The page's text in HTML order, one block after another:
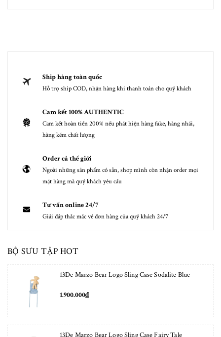
Ship hàng toàn quốc
Hỗ trợ ship COD, nhận hàng khi thanh toán cho quý khách
Cam kết 100% AUTHENTIC
Cam kết hoàn tiền 200% nếu phát hiện hàng fake, hàng nhái,
hàng kém chất lượng
Order cả thế giới
Ngoài những sản phẩm có sẵn, shop mình còn nhận order mọi
mặt hàng mà quý khách yêu cầu
Tư vấn online 24/7
Giải đáp thắc mắc về đơn hàng của quý khách 24/7
BỘ SƯU TẬP HOT
13De Marzo Bear Logo Sling Case Sodalite Blue
1.900.000₫
13De Marzo Bear Logo Sling Case Fairy Tale